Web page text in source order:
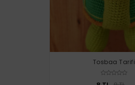
Tosbaa Tarifi